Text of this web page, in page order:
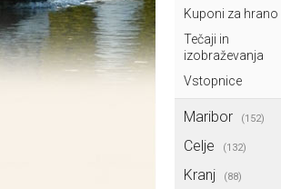
Kuponi za hrano
Tečaji in
izobraževanja
Vstopnice
Maribor (152)
Celje (132)
Kranj (88)